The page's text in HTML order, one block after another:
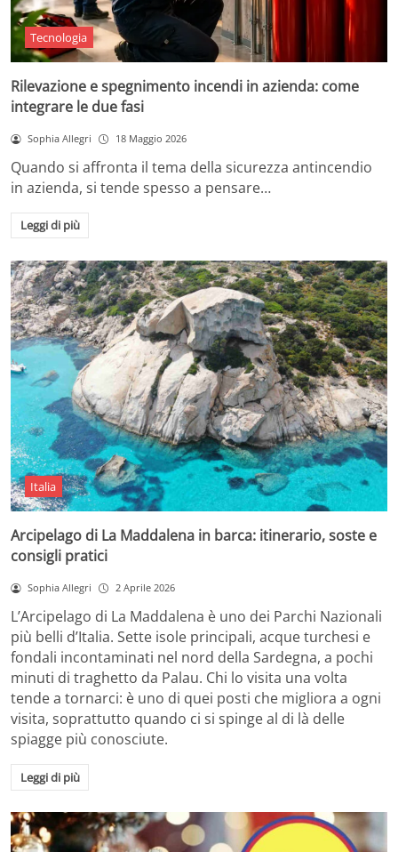
Tecnologia
Rilevazione e spegnimento incendi in azienda: come
integrare le due fasi
Sophia Allegri 18 Maggio 2026
Quando si affronta il tema della sicurezza antincendio
in azienda, si tende spesso a pensare…
Leggi di più
Italia
Arcipelago di La Maddalena in barca: itinerario, soste e
consigli pratici
Sophia Allegri 2 Aprile 2026
L’Arcipelago di La Maddalena è uno dei Parchi Nazionali
più belli d’Italia. Sette isole principali, acque turchesi e
fondali incontaminati nel nord della Sardegna, a pochi
minuti di traghetto da Palau. Chi lo visita una volta
tende a tornarci: è uno di quei posti che migliora a ogni
visita, soprattutto quando ci si spinge al di là delle
spiagge più conosciute.
Leggi di più